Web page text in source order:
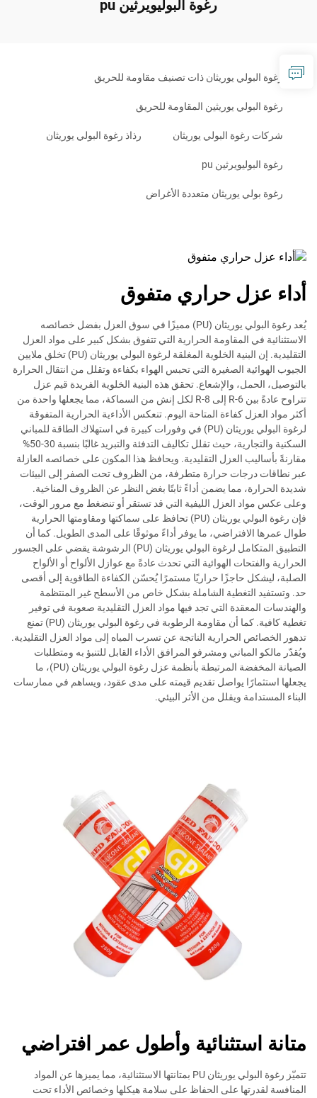
رغوة البوليويرثين pu
رغوة البولي يوريثان ذات تصنيف مقاومة للحريق
رغوة البولي يوريثين المقاومة للحريق
شركات رغوة البولي يوريثان رذاذ رغوة البولي يوريثان
رغوة البوليويرثين pu
رغوة بولي يوريثان متعددة الأغراض
أداء عزل حراري متفوق
يُعد رغوة البولي يوريثان (PU) مميزًا في سوق العزل بفضل خصائصه
الاستثنائية في المقاومة الحرارية التي تتفوق بشكل كبير على مواد العزل
التقليدية. إن البنية الخلوية المغلقة لرغوة البولي يوريثان (PU) تخلق ملايين
الجيوب الهوائية الصغيرة التي تحبس الهواء بكفاءة وتقلل من انتقال الحرارة
بالتوصيل، الحمل، والإشعاع. تحقق هذه البنية الخلوية الفريدة قيم عزل
تتراوح عادةً بين R-6 إلى R-8 لكل إنش من السماكة، مما يجعلها واحدة من
أكثر مواد العزل كفاءة المتاحة اليوم. تنعكس الأداءية الحرارية المتفوقة
لرغوة البولي يوريثان (PU) في وفورات كبيرة في استهلاك الطاقة للمباني
السكنية والتجارية، حيث تقلل تكاليف التدفئة والتبريد غالبًا بنسبة 30-50%
مقارنةً بأساليب العزل التقليدية. ويحافظ هذا المكون على خصائصه العازلة
عبر نطاقات درجات حرارة متطرفة، من الظروف تحت الصفر إلى البيئات
شديدة الحرارة، مما يضمن أداءً ثابتًا بغض النظر عن الظروف المناخية.
وعلى عكس مواد العزل الليفية التي قد تستقر أو تنضغط مع مرور الوقت،
فإن رغوة البولي يوريثان (PU) تحافظ على سماكتها ومقاومتها الحرارية
طوال عمرها الافتراضي، ما يوفر أداءً موثوقًا على المدى الطويل. كما أن
التطبيق المتكامل لرغوة البولي يوريثان (PU) الرشوشة يقضي على الجسور
الحرارية والفتحات الهوائية التي تحدث عادةً مع عوازل الألواح أو الألواح
الصلبة، ليشكل حاجزًا حراريًا مستمرًا يُحسّن الكفاءة الطاقوية إلى أقصى
حد. وتستفيد التغطية الشاملة بشكل خاص من الأسطح غير المنتظمة
والهندسات المعقدة التي تجد فيها مواد العزل التقليدية صعوبة في توفير
تغطية كافية. كما أن مقاومة الرطوبة في رغوة البولي يوريثان (PU) تمنع
تدهور الخصائص الحرارية الناتجة عن تسرب المياه إلى مواد العزل التقليدية.
ويُقدّر مالكو المباني ومشرفو المرافق الأداء القابل للتنبؤ به ومتطلبات
الصيانة المخفضة المرتبطة بأنظمة عزل رغوة البولي يوريثان (PU)، ما
يجعلها استثمارًا يواصل تقديم قيمته على مدى عقود، ويساهم في ممارسات
البناء المستدامة ويقلل من الأثر البيئي.
متانة استثنائية وأطول عمر افتراضي
تتميّز رغوة البولي يوريثان PU بمتانتها الاستثنائية، مما يميزها عن المواد
المنافسة لقدرتها على الحفاظ على سلامة هيكلها وخصائص الأداء تحت